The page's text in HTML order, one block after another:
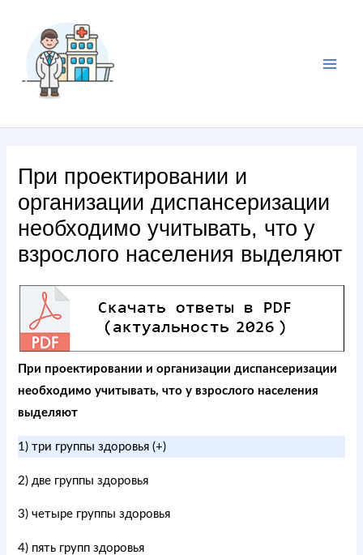
При проектировании и
организации диспансеризации
необходимо учитывать, что у
взрослого населения выделяют
При проектировании и организации диспансеризации
необходимо учитывать, что у взрослого населения
выделяют
1) три группы здоровья (+)
2) две группы здоровья
3) четыре группы здоровья
4) пять групп здоровья